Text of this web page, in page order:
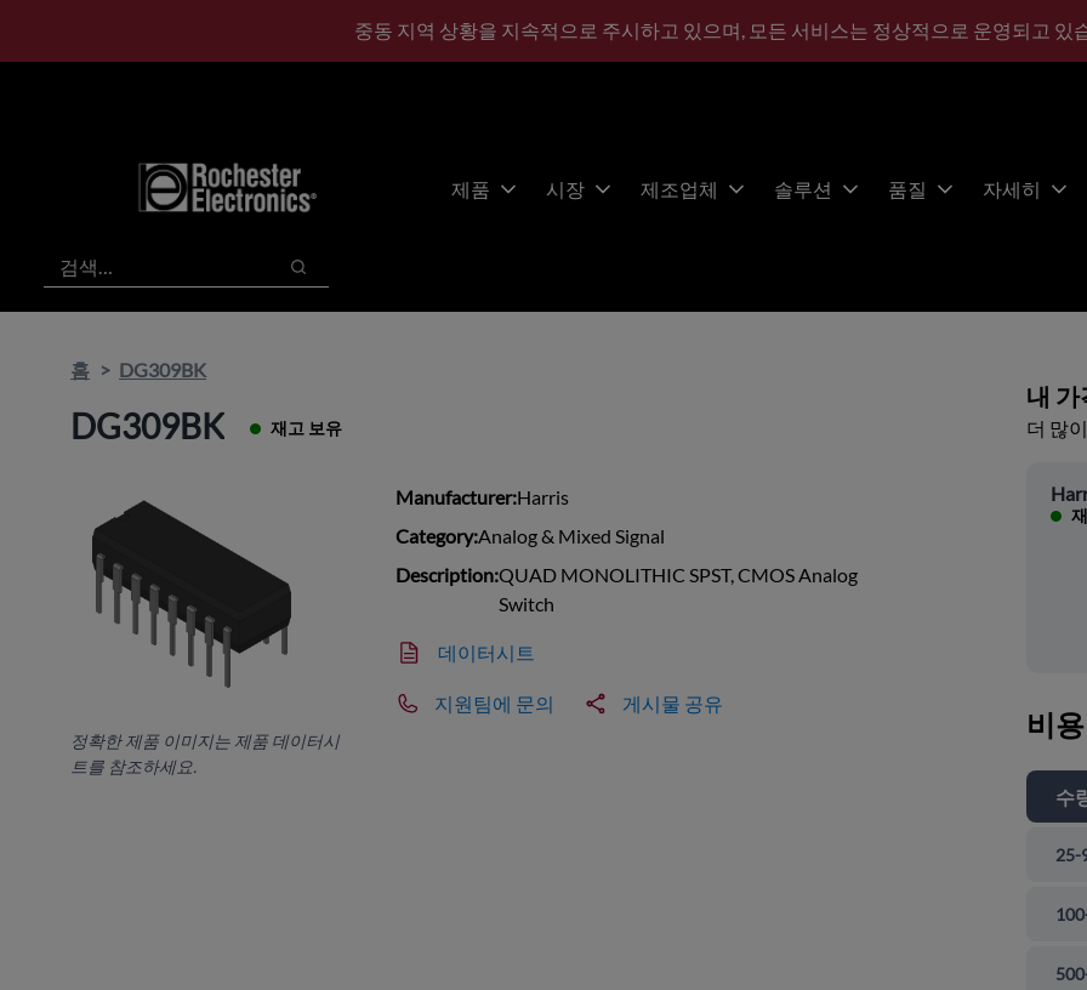
중동 지역 상황을 지속적으로 주시하고 있으며, 모든 서비스는 정상적으로 운영되고 있
제품 시장 제조업체 솔루션 품질 자세히
검색
검색
홈 DG309BK
DG309BK 재고 보유
정확한 제품 이미지는 제품 데이터시
트를 참조하세요.
Manufacturer:Harris
Category:Analog & Mixed Signal
Description:QUAD MONOLITHIC SPST, CMOS Analog
Switch
데이터시트
지원팀에 문의 게시물 공유
내 가
더 많
비용
수
25-